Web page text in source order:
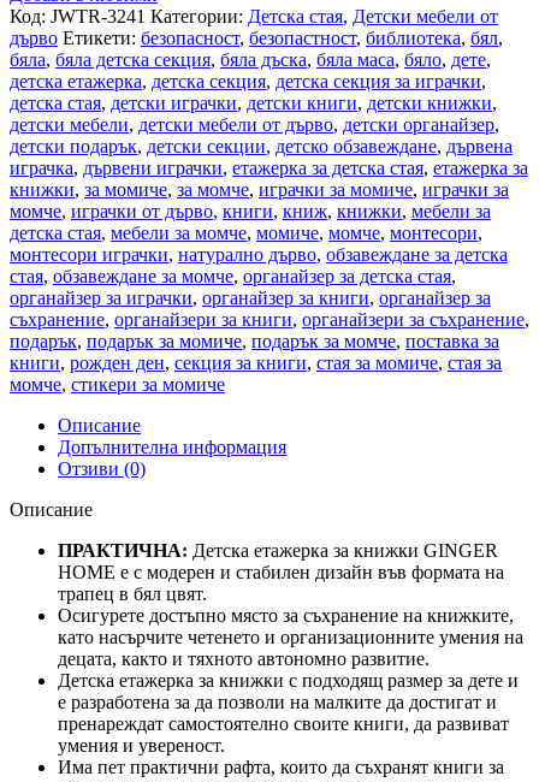
Код: JWTR-3241 Категории: Детска стая, Детски мебели от
дърво Етикети: безопасност, безопастност, библиотека, бял,
бяла, бяла детска секция, бяла дъска, бяла маса, бяло, дете,
детска етажерка, детска секция, детска секция за играчки,
детска стая, детски играчки, детски книги, детски книжки,
детски мебели, детски мебели от дърво, детски органайзер,
детски подарък, детски секции, детско обзавеждане, дървена
играчка, дървени играчки, етажерка за детска стая, етажерка за
книжки, за момиче, за момче, играчки за момиче, играчки за
момче, играчки от дърво, книги, книж, книжки, мебели за
детска стая, мебели за момче, момиче, момче, монтесори,
монтесори играчки, натурално дърво, обзавеждане за детска
стая, обзавеждане за момче, органайзер за детска стая,
органайзер за играчки, органайзер за книги, органайзер за
съхранение, органайзери за книги, органайзери за съхранение,
подарък, подарък за момиче, подарък за момче, поставка за
книги, рожден ден, секция за книги, стая за момиче, стая за
момче, стикери за момиче
Описание
Допълнителна информация
Отзиви (0)
Описание
ПРАКТИЧНА: Детска етажерка за книжки GINGER
HOME е с модерен и стабилен дизайн във формата на
трапец в бял цвят.
Осигурете достъпно място за съхранение на книжките,
като насърчите четенето и организационните умения на
децата, както и тяхното автономно развитие.
Детска етажерка за книжки с подходящ размер за дете и
е разработена за да позволи на малките да достигат и
пренареждат самостоятелно своите книги, да развиват
умения и увереност.
Има пет практични рафта, които да съхранят книги за